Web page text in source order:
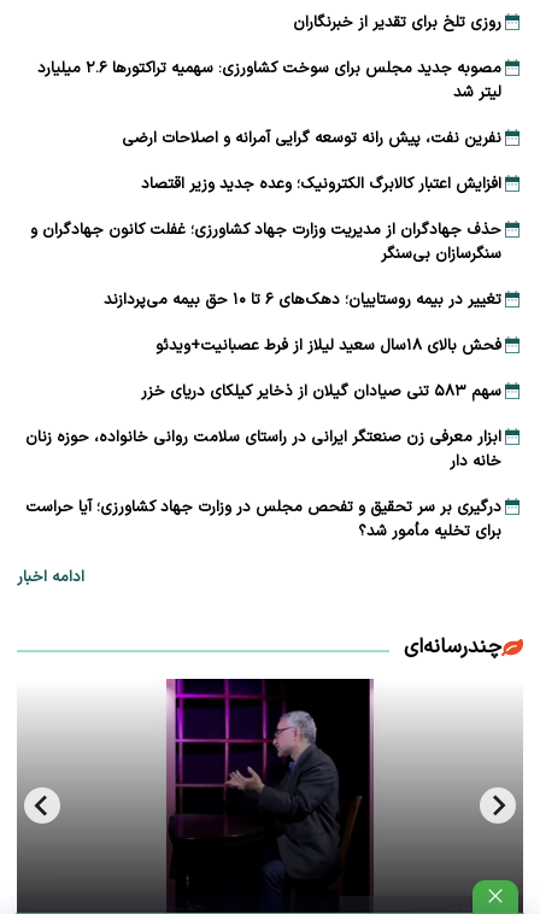
روزی تلخ برای تقدیر از خبرنگاران
مصوبه جدید مجلس برای سوخت کشاورزی: سهمیه تراکتورها ۲.۶ میلیارد
لیتر شد
نفرین نفت، پیش رانه توسعه ‌گرایی آمرانه و اصلاحات ارضی
افزایش اعتبار کالابرگ الکترونیک؛ وعده جدید وزیر اقتصاد
حذف جهادگران از مدیریت وزارت جهاد کشاورزی؛ غفلت کانون جهادگران و
سنگرسازان بی‌سنگر
تغییر در بیمه روستاییان؛ دهک‌های ۶ تا ۱۰ حق بیمه می‌پردازند
فحش بالای ۱۸سال سعید لیلاز از فرط عصبانیت+ویدئو
سهم ۵۸۳ تنی صیادان گیلان از ذخایر کیلکای دریای خزر
ابزار معرفی زن صنعتگر ایرانی در راستای سلامت روانی خانواده، حوزه زنان
خانه دار
درگیری بر سر تحقیق و تفحص مجلس در وزارت جهاد کشاورزی؛ آیا حراست
برای تخلیه مأمور شد؟
ادامه اخبار
چندرسانه‌ای